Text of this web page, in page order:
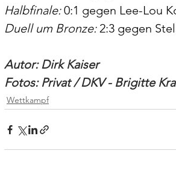
Halbfinale: 0:1 gegen Lee-Lou
Duell um Bronze: 2:3 gegen
Autor: Dirk Kaiser
Fotos: Privat / DKV - Brigitte
Wettkampf